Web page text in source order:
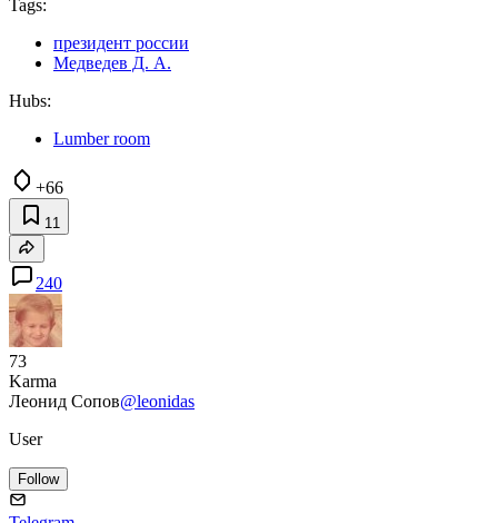
Tags:
президент россии
Медведев Д. А.
Hubs:
Lumber room
+66
11
240
73
Karma
Леонид Сопов@leonidas
User
Follow